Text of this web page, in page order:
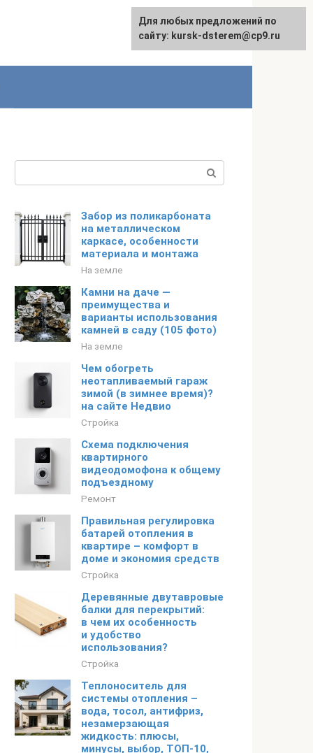
English
Забор из поликарбоната
на металлическом
каркасе, особенности
материала и монтажа
На земле
Камни на даче —
преимущества и
варианты использования
камней в саду (105 фото)
На земле
Чем обогреть
неотапливаемый гараж
зимой (в зимнее время)?
на сайте Недвио
Стройка
Схема подключения
квартирного
видеодомофона к общему
подъездному
Ремонт
Правильная регулировка
батарей отопления в
квартире – комфорт в
доме и экономия средств
Стройка
Деревянные двутавровые
балки для перекрытий:
в чем их особенность
и удобство
использования?
Стройка
Теплоноситель для
системы отопления –
вода, тосол, антифриз,
незамерзающая
жидкость: плюсы,
минусы, выбор, ТОП-10,
Для любых предложений по
сайту: kursk-dsterem@cp9.ru